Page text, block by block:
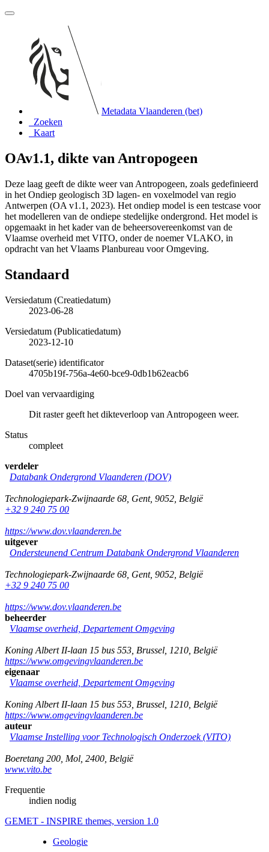
Metadata Vlaanderen (bet)
Zoeken
Kaart
OAv1.1, dikte van Antropogeen
Deze laag geeft de dikte weer van Antropogeen, zoals gedefinieerd
in het Ondiep geologisch 3D lagen- en voxelmodel van regio
Antwerpen (OA v1.1, 2023). Het ondiep model is een testcase voor
het modelleren van de ondiepe stedelijke ondergrond. Het model is
opgemaakt in het kader van de beheersovereenkomst van de
Vlaamse overheid met VITO, onder de noemer VLAKO, in
opdracht van het Vlaams Planbureau voor Omgeving.
Standaard
Versiedatum (Creatiedatum)
2023-06-28
Versiedatum (Publicatiedatum)
2023-12-10
Dataset(serie) identificator
4705b19f-756a-4e60-bce9-0db1b62eacb6
Doel van vervaardiging
Dit raster geeft het dikteverloop van Antropogeen weer.
Status
compleet
verdeler
Databank Ondergrond Vlaanderen (DOV)
Technologiepark-Zwijnaarde 68 Gent, 9052 België
+32 9 240 75 00
https://www.dov.vlaanderen.be
uitgever
Ondersteunend Centrum Databank Ondergrond Vlaanderen
Technologiepark-Zwijnaarde 68 Gent, 9052 België
+32 9 240 75 00
https://www.dov.vlaanderen.be
beheerder
Vlaamse overheid, Departement Omgeving
Koning Albert II-laan 15 bus 553 Brussel 1210 België
https://www.omgevingvlaanderen.be
eigenaar
Vlaamse overheid, Departement Omgeving
Koning Albert II-laan 15 bus 553 Brussel 1210 België
https://www.omgevingvlaanderen.be
auteur
Vlaamse Instelling voor Technologisch Onderzoek (VITO)
Boeretang 200 Mol 2400 België
www.vito.be
Frequentie
indien nodig
GEMET - INSPIRE themes, version 1.0
Geologie